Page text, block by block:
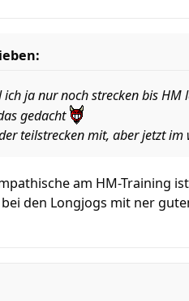
ja nur noch strecken bis
gedacht
teilstrecken mit, aber jetzt
am HM-Training
den Longjogs mit ner